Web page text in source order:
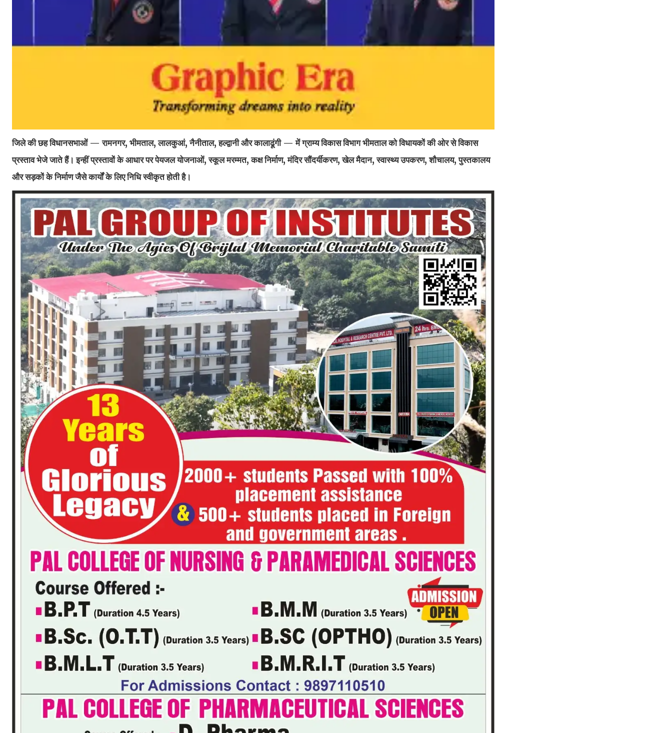
जिले की छह विधानसभाओं — रामनगर, भीमताल, लालकुआं, नैनीताल, हल्द्वानी और कालाढूंगी — में ग्राम्य विकास विभाग भीमताल को विधायकों की ओर से विकास
प्रस्ताव भेजे जाते हैं। इन्हीं प्रस्तावों के आधार पर पेयजल योजनाओं, स्कूल मरम्मत, कक्ष निर्माण, मंदिर सौंदर्यीकरण, खेल मैदान, स्वास्थ्य उपकरण, शौचालय, पुस्तकालय
और सड़कों के निर्माण जैसे कार्यों के लिए निधि स्वीकृत होती है।